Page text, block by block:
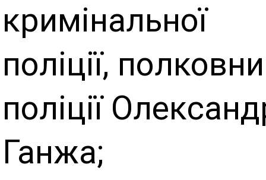
кримінальної
поліції,
поліції
Ганжа;